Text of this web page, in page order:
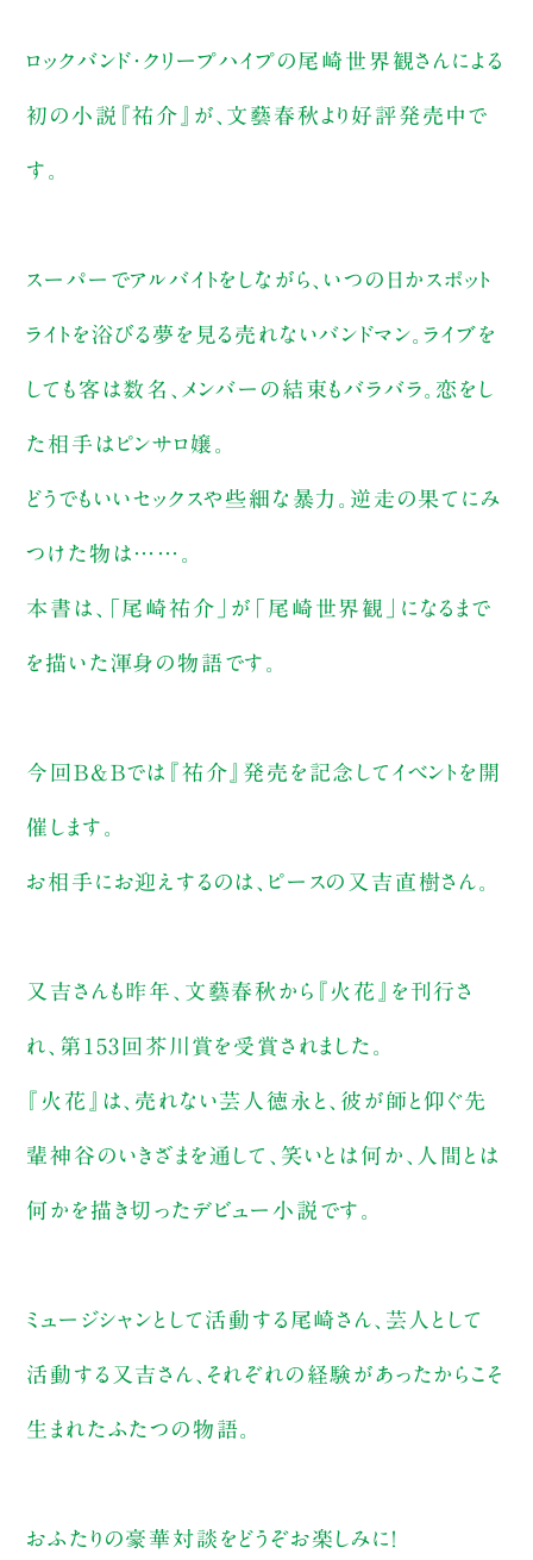
ロックバンド・クリープハイプの尾崎世界観さんによる
初の小説『祐介』が、文藝春秋より好評発売中で
す。
スーパーでアルバイトをしながら、いつの日かスポット
ライトを浴びる夢を見る売れないバンドマン。ライブを
しても客は数名、メンバーの結束もバラバラ。恋をし
た相手はピンサロ嬢。
どうでもいいセックスや些細な暴力。逆走の果てにみ
つけた物は……。
本書は、「尾崎祐介」が「尾崎世界観」になるまで
を描いた渾身の物語です。
今回B&Bでは『祐介』発売を記念してイベントを開
催します。
お相手にお迎えするのは、ピースの又吉直樹さん。
又吉さんも昨年、文藝春秋から『火花』を刊行さ
れ、第153回芥川賞を受賞されました。
『火花』は、売れない芸人徳永と、彼が師と仰ぐ先
輩神谷のいきざまを通して、笑いとは何か、人間とは
何かを描き切ったデビュー小説です。
ミュージシャンとして活動する尾崎さん、芸人として
活動する又吉さん、それぞれの経験があったからこそ
生まれたふたつの物語。
おふたりの豪華対談をどうぞお楽しみに！